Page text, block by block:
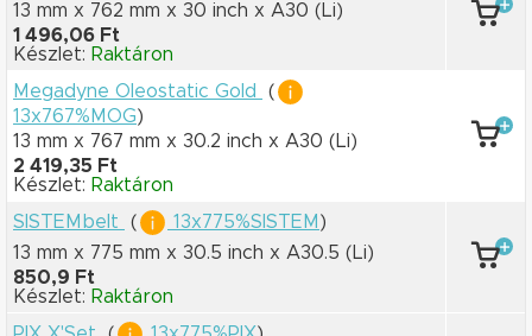
13 mm x 762 mm x 30 inch x A30 (Li)
1 496,06 Ft
Készlet: Raktáron
Megadyne Oleostatic Gold
(
13x767%MOG)
13 mm x 767 mm x 30.2 inch x A30 (Li)
2 419,35 Ft
Készlet: Raktáron
SISTEMbelt
( 13x775%SISTEM )
13 mm x 775 mm x 30.5 inch x A30.5 (Li)
850,9 Ft
Készlet: Raktáron